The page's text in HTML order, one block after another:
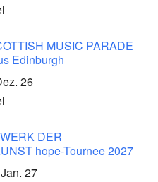
MUSIC PARADE
Edinburgh
26
DER
hope-Tournee 2027
27